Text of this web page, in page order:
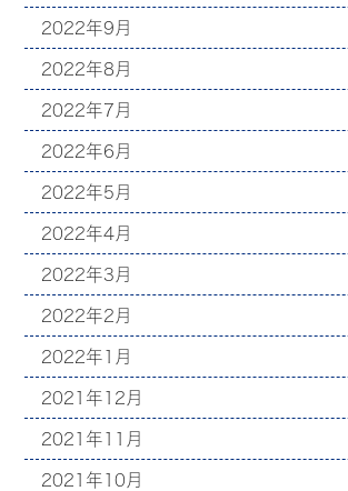
2022年9月
2022年8月
2022年7月
2022年6月
2022年5月
2022年4月
2022年3月
2022年2月
2022年1月
2021年12月
2021年11月
2021年10月